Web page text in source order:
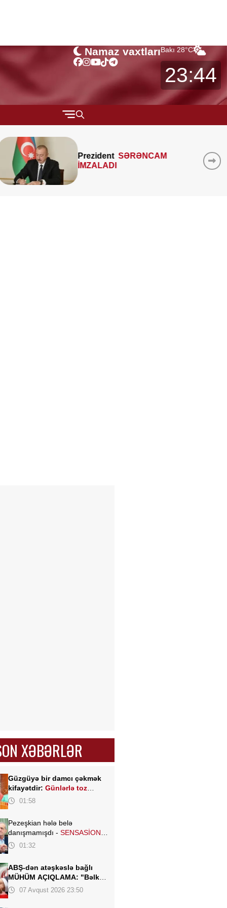
Namaz vaxtlarıBakı 28°C
23:44
MÜSAHİBƏ
MARAQLI
MTK-ların mənzil sahəsini
çöldən-çölə ölçməsi
qanunidirmi? –
Hüquqşünas
XƏBƏRLƏR
Güzgüyə bir damcı çəkmək
kifayətdir: Günlərlə toz
yığılmır
01:58
Pezeşkian hələ belə
danışmamışdı - SENSASİON
açıqlamalar verdi
01:32
ABŞ-dən atəşkəslə bağlı
MÜHÜM AÇIQLAMA: "Bəlkə
də elə bu gün"
07 Avqust 2026 23:50